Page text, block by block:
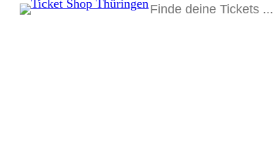
Suchen